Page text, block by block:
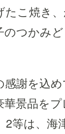
たこ焼き
のつかみ
感謝を込
華景品を
2等は、